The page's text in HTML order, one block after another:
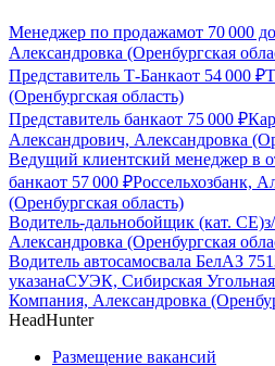
Менеджер по продажамот 70 000 до
Александровка (Оренбургская
Представитель Т-Банкаот 54 000 ₽
(Оренбургская область)
Представитель банкаот 75 000 ₽
Александрович, Александровка
Ведущий клиентский менеджер в
банкаот 57 000 ₽Россельхозбанк,
(Оренбургская область)
Водитель-дальнобойщик (кат. CE)
Александровка (Оренбургская
Водитель автосамосвала БелАЗ
указанаСУЭК, Сибирская Угольная
Компания, Александровка
HeadHunter
Размещение вакансий